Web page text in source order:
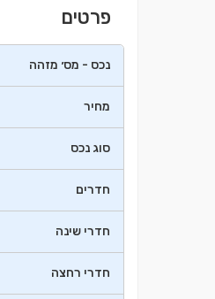
פרטים
נכס - מס׳ מזהה
מחיר
סוג נכס
חדרים
חדרי שינה
חדרי רחצה
בניין ㎡98.5